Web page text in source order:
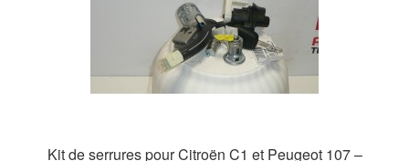
Kit de serrures pour Citroën C1 et Peugeot 107 –